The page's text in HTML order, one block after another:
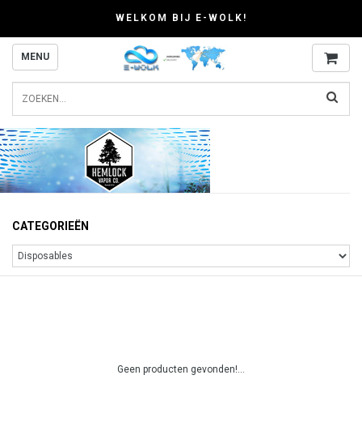
WELKOM BIJ E-WOLK!
MENU
CATEGORIEËN
Geen producten gevonden!...